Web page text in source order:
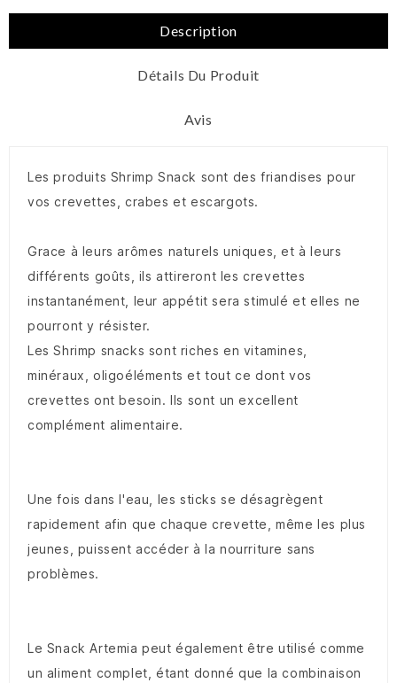
Description
Détails Du Produit
Avis
Les produits Shrimp Snack sont des friandises pour
vos crevettes, crabes et escargots.
Grace à leurs arômes naturels uniques, et à leurs
différents goûts, ils attireront les crevettes
instantanément, leur appétit sera stimulé et elles ne
pourront y résister.
Les Shrimp snacks sont riches en vitamines,
minéraux, oligoéléments et tout ce dont vos
crevettes ont besoin. Ils sont un excellent
complément alimentaire.
Une fois dans l'eau, les sticks se désagrègent
rapidement afin que chaque crevette, même les plus
jeunes, puissent accéder à la nourriture sans
problèmes.
Le Snack Artemia peut également être utilisé comme
un aliment complet, étant donné que la combinaison